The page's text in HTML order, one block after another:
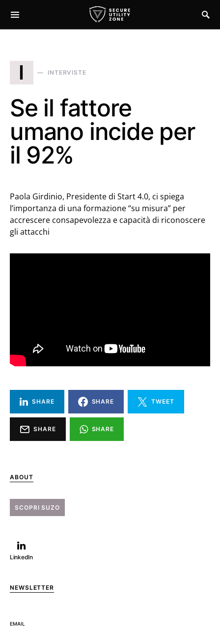
I INTERVISTE
Se il fattore
umano incide per
il 92%
Paola Girdinio, Presidente di Start 4.0, ci spiega
l’importanza di una formazione “su misura” per
accrescere consapevolezza e capacità di riconoscere
gli attacchi
SHARE SHARE TWEET
SHARE SHARE
ABOUT
SCOPRI SUZO
LinkedIn
NEWSLETTER
EMAIL